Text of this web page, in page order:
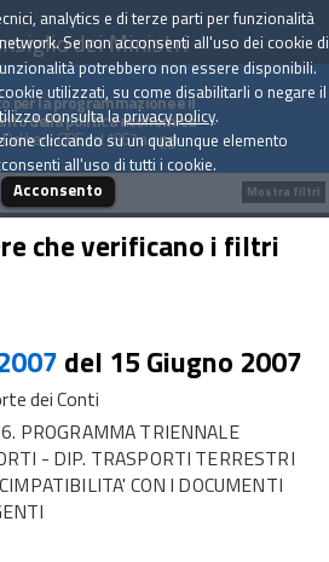
dei Ministri
per la programmazione e il
della politica economica
CIPE dal 1967 a oggi
che verificano i filtri
del 15 Giugno 2007
dei Conti
PROGRAMMA TRIENNALE
- DIP. TRASPORTI TERRESTRI
CON I DOCUMENTI
Mostra filtri
analytics e di terze parti per funzionalità
Se non acconsenti all'uso dei cookie di
potrebbero non essere disponibili.
utilizzati, su come disabilitarli o negare il
consulta laprivacy policy.
cliccando su un qualunque elemento
all'uso di tutti i cookie.
Acconsento